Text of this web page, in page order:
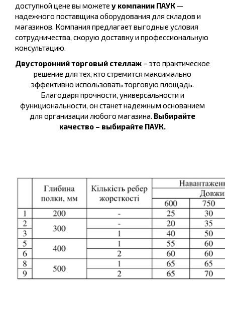
доступной цене вы можете у компании ПАУК —
надежного поставщика оборудования для складов и
магазинов. Компания предлагает выгодные условия
сотрудничества, скорую доставку и профессиональную
консультацию.
Двусторонний торговый стеллаж – это практическое
решение для тех, кто стремится максимально
эффективно использовать торговую площадь.
Благодаря прочности, универсальности и
функциональности, он станет надежным основанием
для организации любого магазина. Выбирайте
качество – выбирайте ПАУК.